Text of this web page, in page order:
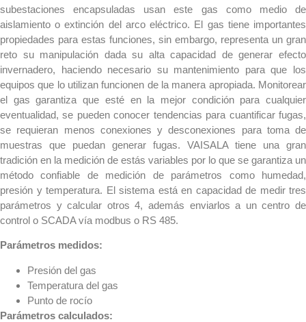
subestaciones encapsuladas usan este gas como medio de
aislamiento o extinción del arco eléctrico. El gas tiene importantes
propiedades para estas funciones, sin embargo, representa un gran
reto su manipulación dada su alta capacidad de generar efecto
invernadero, haciendo necesario su mantenimiento para que los
equipos que lo utilizan funcionen de la manera apropiada. Monitorear
el gas garantiza que esté en la mejor condición para cualquier
eventualidad, se pueden conocer tendencias para cuantificar fugas,
se requieran menos conexiones y desconexiones para toma de
muestras que puedan generar fugas. VAISALA tiene una gran
tradición en la medición de estás variables por lo que se garantiza un
método confiable de medición de parámetros como humedad,
presión y temperatura. El sistema está en capacidad de medir tres
parámetros y calcular otros 4, además enviarlos a un centro de
control o SCADA vía modbus o RS 485.
Parámetros medidos:
Presión del gas
Temperatura del gas
Punto de rocío
Parámetros calculados: